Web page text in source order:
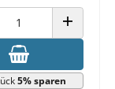
VERRINGERN ANZAHL
5% sparen